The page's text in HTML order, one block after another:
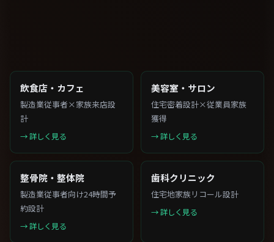
飲食店・カフェ
製造業従事者×家族来店設
計
→ 詳しく見る
美容室・サロン
住宅密着設計×従業員家族
獲得
→ 詳しく見る
整骨院・整体院
製造業従事者向け24時間予
約設計
→ 詳しく見る
歯科クリニック
住宅地家族リコール設計
→ 詳しく見る